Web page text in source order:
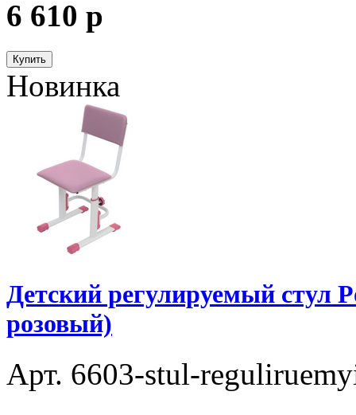
6 610 p
Купить
Новинка
Детский регулируемый стул
розовый)
Арт. 6603-stul-